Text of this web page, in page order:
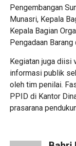
Pengembangan
Munasri, Kepala
Kepala Bagian
Pengadaan
Kegiatan juga diisi
informasi publik
oleh tim penilai.
PPID di Kantor
prasarana